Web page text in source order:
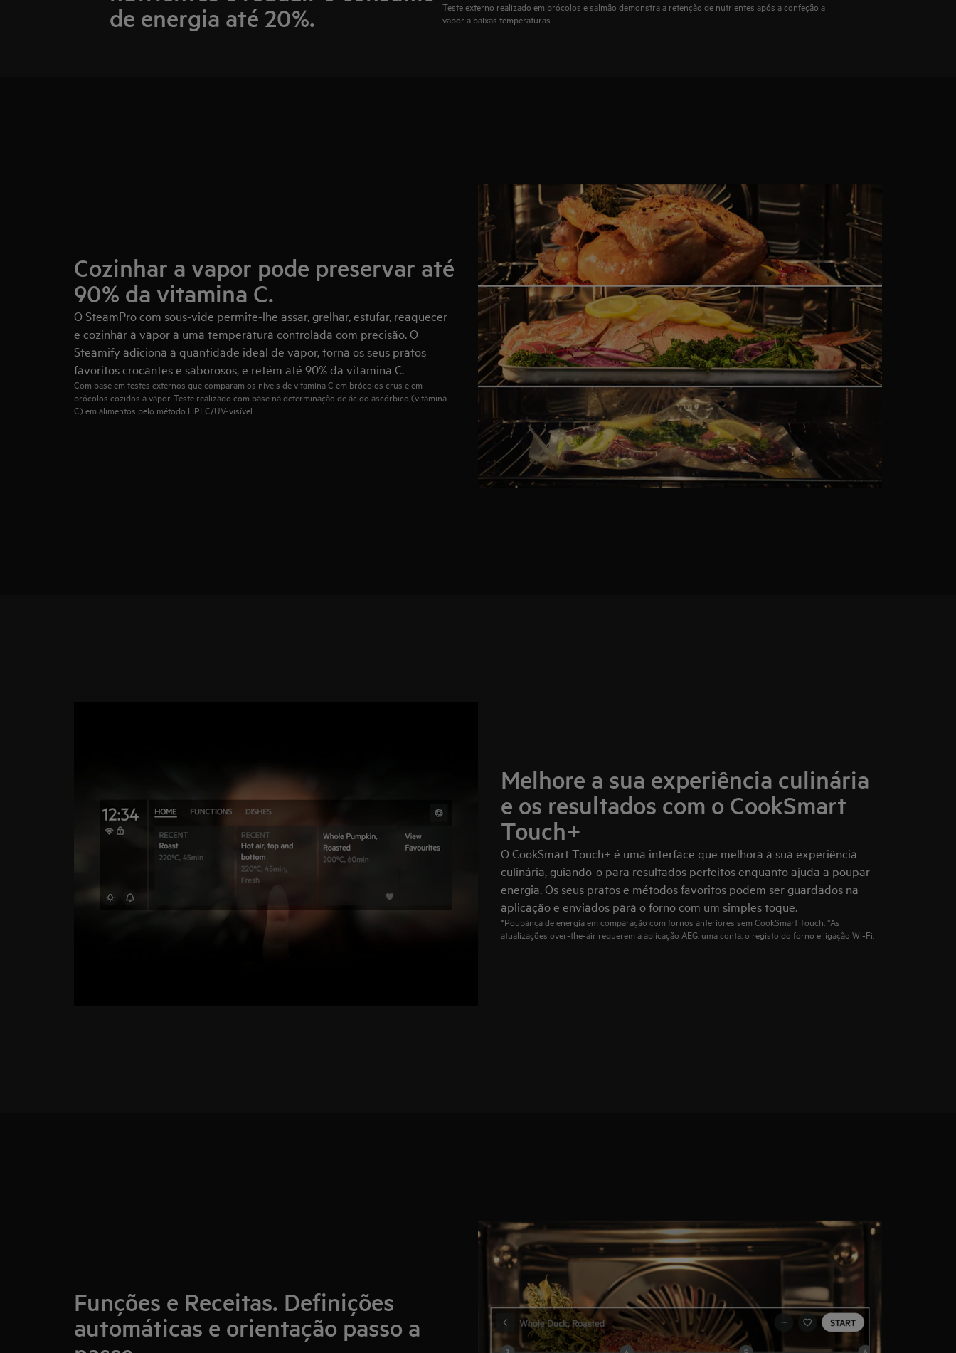
de energia até 20%.
Teste externo realizado em brócolos e salmão demonstra a retenção de nutrientes após a confeção a
vapor a baixas temperaturas.
Cozinhar a vapor pode preservar até
90% da vitamina C.
O SteamPro com sous-vide permite-lhe assar, grelhar, estufar, reaquecer
e cozinhar a vapor a uma temperatura controlada com precisão. O
Steamify adiciona a quantidade ideal de vapor, torna os seus pratos
favoritos crocantes e saborosos, e retém até 90% da vitamina C.
Com base em testes externos que comparam os níveis de vitamina C em brócolos crus e em
brócolos cozidos a vapor. Teste realizado com base na determinação de ácido ascórbico (vitamina
C) em alimentos pelo método HPLC/UV-visível.
Melhore a sua experiência culinária
e os resultados com o CookSmart
Touch+
O CookSmart Touch+ é uma interface que melhora a sua experiência
culinária, guiando-o para resultados perfeitos enquanto ajuda a poupar
energia. Os seus pratos e métodos favoritos podem ser guardados na
aplicação e enviados para o forno com um simples toque.
*Poupança de energia em comparação com fornos anteriores sem CookSmart Touch. *As
atualizações over‑the‑air requerem a aplicação AEG, uma conta, o registo do forno e ligação Wi‑Fi.
Funções e Receitas. Definições
automáticas e orientação passo a